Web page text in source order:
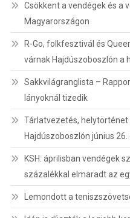
Csökkent a vendégek és a
Magyarországon
R-Go, folkfesztivál és
várnak Hajdúszoboszlón a
Sakkvilágranglista –
lányoknál tizedik
Tárlatvezetés,
Hajdúszoboszlón június
KSH: áprilisban vendégek
százalékkal elmaradt az
Lemondott a